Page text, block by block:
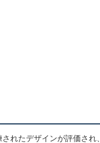
れたデザインが評価され